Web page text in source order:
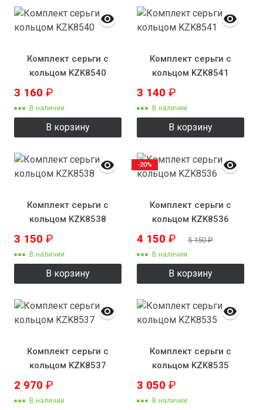
Комплект серьги с
кольцом KZK8540
3 160 ₽
В наличии
В корзину
Комплект серьги с
кольцом KZK8541
3 140 ₽
В наличии
В корзину
Комплект серьги с
кольцом KZK8538
3 150 ₽
В наличии
В корзину
Комплект серьги с
кольцом KZK8536
4 150 ₽ 5 150₽
В наличии
В корзину
-20%
Комплект серьги с
кольцом KZK8537
2 970 ₽
В наличии
Комплект серьги с
кольцом KZK8535
3 050 ₽
В наличии